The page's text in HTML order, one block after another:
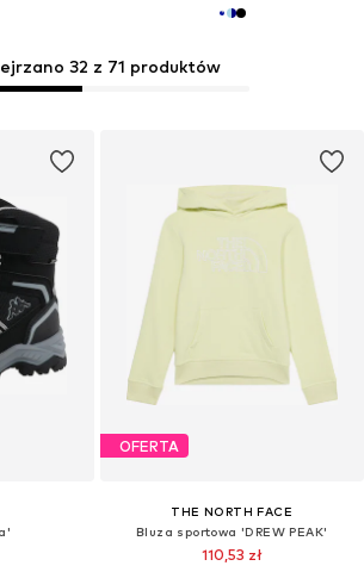
32 z 71 produktów
OFERTA
THE NORTH FACE
Bluza sportowa 'DREW PEAK'
110,53 zł